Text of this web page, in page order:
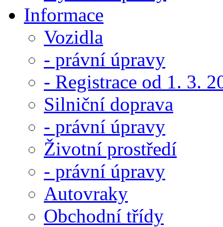
Informace
Vozidla
- právní úpravy
- Registrace od 1. 3.
Silniční doprava
- právní úpravy
Životní prostředí
- právní úpravy
Autovraky
Obchodní třídy